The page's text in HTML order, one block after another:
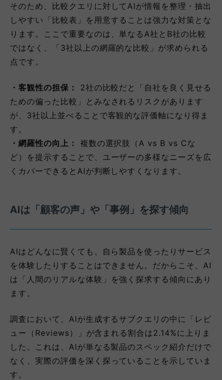
そのため、比較クエリに対してAIが情報を整理・抽出
しやすい「比較表」を用意することは強力な対策とな
ります。ここで重要なのは、単なるA社とB社の比較
ではなく、「3社以上の網羅的な比較」が求められる
点です。
・客観性の担保：
2社の比較だと「自社を良く見せる
ための偏った比較」とみなされるリスクがあります
が、3社以上並べることで客観的な評価軸になり得ま
す。
・網羅性の向上：
複数の選択肢（A vs B vs Cな
ど）を提示することで、ユーザーの多様なニーズを広
くカバーできるとAIが判断しやすくなります。
AIは「顧客の声」や「事例」を探す傾向
AIはどんなに賢くても、自ら製品を使ったりサービス
を体験したりすることはできません。だからこそ、AI
は「人間のリアルな体験」を強く探求する傾向にあり
ます。
調査において、AIが生成するサブクエリの中に「レビ
ュー（Reviews）」が含まれる割合は2.14%に上りま
した。これは、AIが単なる製品のスペック紹介だけで
なく、実際の評価を深く探っていることを示していま
す。